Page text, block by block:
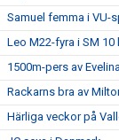
Samuel femma i VU-
Leo M22-fyra i SM 10
1500m-pers av
Rackarns bra av
Härliga veckor på